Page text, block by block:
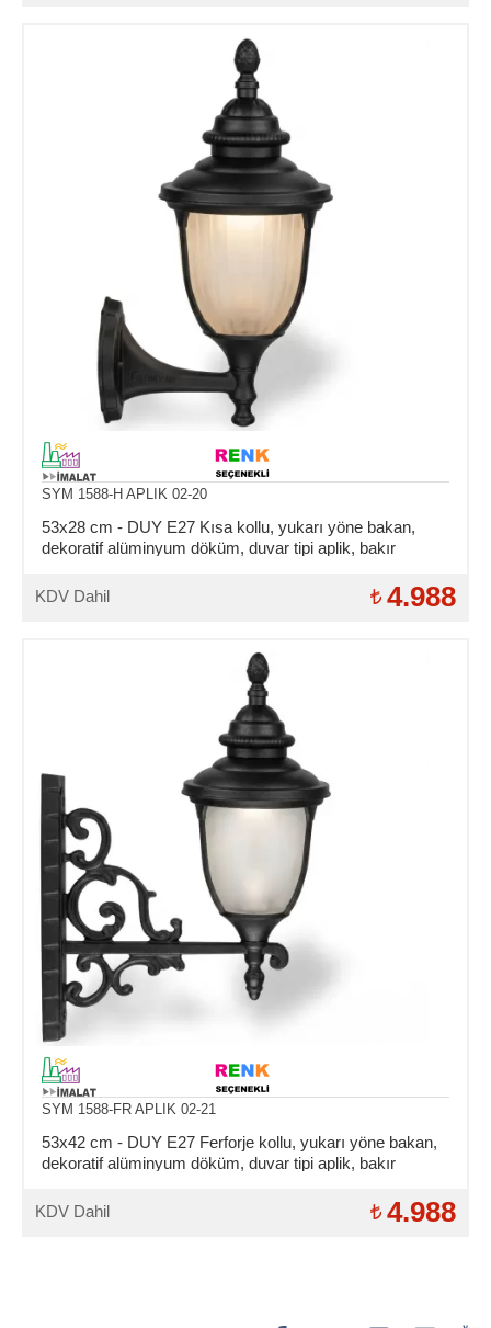
SYM 1588-H APLIK 02-20
53x28 cm - DUY E27 Kısa kollu, yukarı yöne bakan,
dekoratif alüminyum döküm, duvar tipi aplik, bakır
KDV Dahil
4.988
SYM 1588-FR APLIK 02-21
53x42 cm - DUY E27 Ferforje kollu, yukarı yöne bakan,
dekoratif alüminyum döküm, duvar tipi aplik, bakır
KDV Dahil
4.988